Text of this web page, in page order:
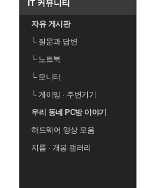
IT 커뮤니티
자유 게시판
└질문과 답변
└노트북
└모니터
└게이밍 · 주변기기
우리 동네 PC방 이야기
하드웨어 영상 모음
지름 · 개봉 갤러리